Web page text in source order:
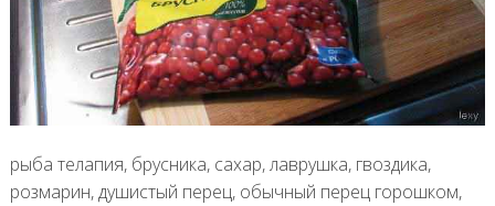
рыба телапия, брусника, сахар, лаврушка, гвоздика,
розмарин, душистый перец, обычный перец горошком,